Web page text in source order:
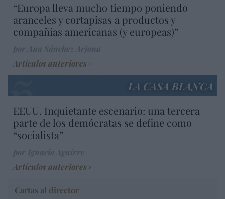
“Europa lleva mucho tiempo poniendo
aranceles y cortapisas a productos y
compañías americanas (y europeas)”
Artículos anteriores
LA CASA BLANCA
EEUU. Inquietante escenario: una tercera
parte de los demócratas se define como
“socialista”
Artículos anteriores
Cartas al director